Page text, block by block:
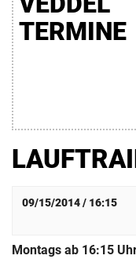
TERMINE
09/15/2014 / 16:15
Montags ab 16:15